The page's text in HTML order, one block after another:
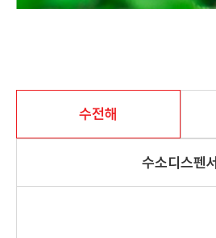
수전해
수소디스펜서